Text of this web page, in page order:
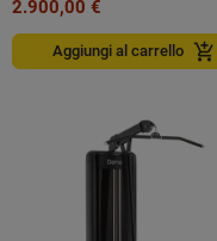
2.900,00 €
Aggiungi al carrello add_shopping_cart